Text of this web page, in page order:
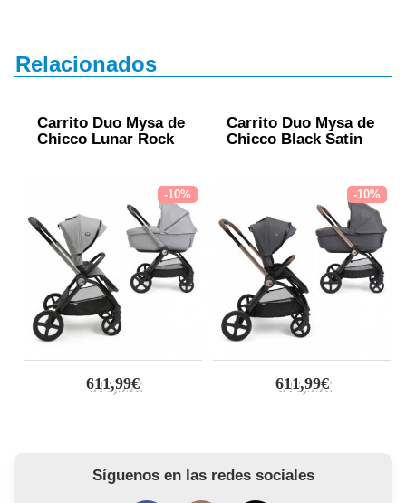
Relacionados
Carrito Duo Mysa de
Chicco Lunar Rock
-10%
611,99€
Carrito Duo Mysa de
Chicco Black Satin
-10%
611,99€
Síguenos en las redes sociales